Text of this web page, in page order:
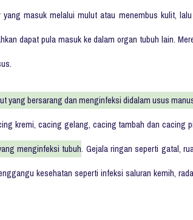
masuk melalui mulut atau menembus kulit,
dapat pula masuk ke dalam organ tubuh lain.
bersarang dan menginfeksi didalam usus
kremi, cacing gelang, cacing tambah dan cacing
menginfeksi tubuh. Gejala ringan seperti gatal,
kesehatan seperti infeksi saluran kemih,